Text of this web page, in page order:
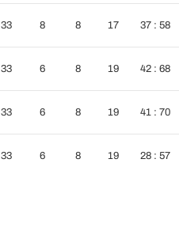
33 8 8 17 37 : 58
33 6 8 19 42 : 68
33 6 8 19 41 : 70
33 6 8 19 28 : 57